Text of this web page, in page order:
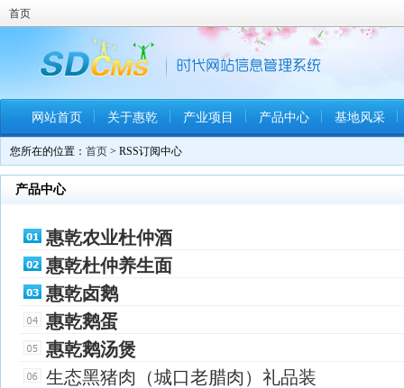
首页
网站首页 关于惠乾 产业项目 产品中心 基地风采
您所在的位置： 首页 > RSS订阅中心
产品中心
惠乾农业杜仲酒
惠乾杜仲养生面
惠乾卤鹅
惠乾鹅蛋
惠乾鹅汤煲
生态黑猪肉（城口老腊肉）礼品装